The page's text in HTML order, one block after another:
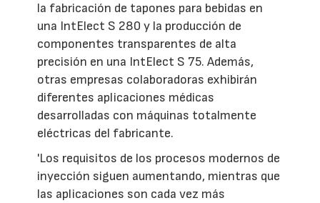
la fabricación de tapones para bebidas en
una IntElect S 280 y la producción de
componentes transparentes de alta
precisión en una IntElect S 75. Además,
otras empresas colaboradoras exhibirán
diferentes aplicaciones médicas
desarrolladas con máquinas totalmente
eléctricas del fabricante.
'Los requisitos de los procesos modernos de
inyección siguen aumentando, mientras que
las aplicaciones son cada vez más